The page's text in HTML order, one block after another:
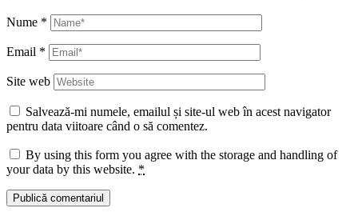
Nume *
Email *
Site web
Salvează-mi numele, emailul și site-ul web în acest navigator
pentru data viitoare când o să comentez.
By using this form you agree with the storage and handling of
your data by this website. *
Publică comentariul